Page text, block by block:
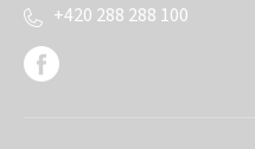
+420 288 288 100